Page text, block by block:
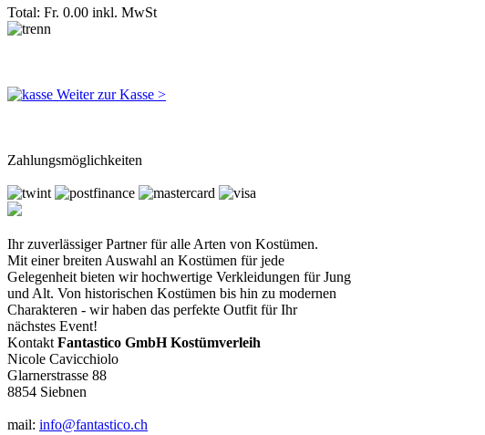
Total: Fr. 0.00 inkl. MwSt
Weiter zur Kasse >
Zahlungsmöglichkeiten
Ihr zuverlässiger Partner für alle Arten von Kostümen.
Mit einer breiten Auswahl an Kostümen für jede
Gelegenheit bieten wir hochwertige Verkleidungen für Jung
und Alt. Von historischen Kostümen bis hin zu modernen
Charakteren - wir haben das perfekte Outfit für Ihr
nächstes Event!
Kontakt Fantastico GmbH Kostümverleih
Nicole Cavicchiolo
Glarnerstrasse 88
8854 Siebnen
mail: info@fantastico.ch